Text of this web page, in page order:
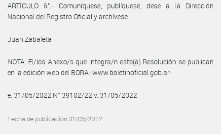
ARTÍCULO 6°.- Comuníquese, publíquese, dese a la Dirección
Nacional del Registro Oficial y archívese.
Juan Zabaleta
NOTA: El/los Anexo/s que integra/n este(a) Resolución se publican
en la edición web del BORA -www.boletinoficial.gob.ar-
e. 31/05/2022 N° 39102/22 v. 31/05/2022
Fecha de publicación 31/05/2022